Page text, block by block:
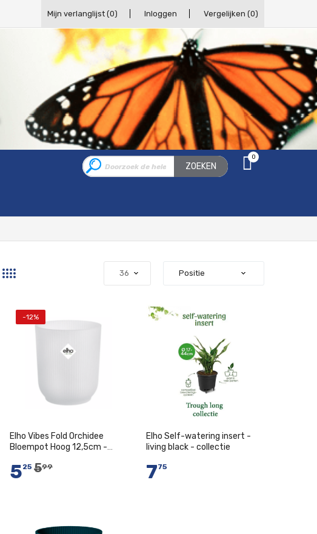
Mijn verlanglijst (0) Inloggen Vergelijken (0)
0
ZOEKEN
-12%
In Winkelwagen
Elho Vibes Fold Orchidee
Bloempot Hoog 12,5cm -
525 599
Elho Self-watering insert -
living black - collectie
775